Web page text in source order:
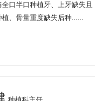
口半口种植牙、上牙缺失且
植、骨量重度缺失后种......